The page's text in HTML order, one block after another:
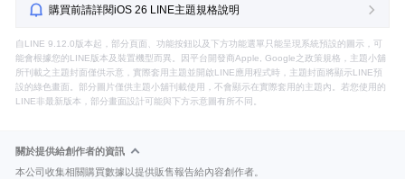
購買前請詳閱iOS 26 LINE主題規格說明
自LINE 9.12.0版本起，部分頁面、功能按鈕以及下方功能選單只能呈現系統預設的圖示，可
能會根據您的LINE版本及裝置機型而異。因平台開發商Apple, Google之政策規格，主題小舖
所刊載之主題封面僅供示意，實際套用主題並開啟LINE應用程式時，主題封面將顯示LINE預
設的綠色畫面。部分圖片僅供主題小舖刊載使用，不會顯示在實際套用的主題內。若您使用的
LINE非最新版本，部分畫面設計可能與下方示意圖有所不同。
關於提供給創作者的資訊
本公司收集相關購買數據以提供販售報告給內容創作者。